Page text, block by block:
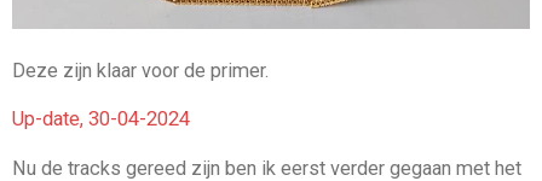
Deze zijn klaar voor de primer.
Up-date, 30-04-2024
Nu de tracks gereed zijn ben ik eerst verder gegaan met het